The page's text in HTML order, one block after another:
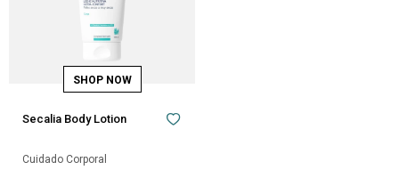
Secalia Body Lotion
Cuidado Corporal